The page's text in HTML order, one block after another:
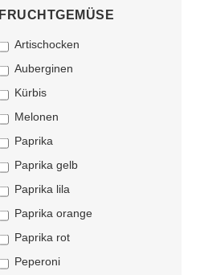
FRUCHTGEMÜSE
Artischocken
Auberginen
Kürbis
Melonen
Paprika
Paprika gelb
Paprika lila
Paprika orange
Paprika rot
Peperoni